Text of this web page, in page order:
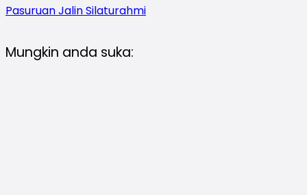
Pasuruan Jalin Silaturahmi
Mungkin anda suka: